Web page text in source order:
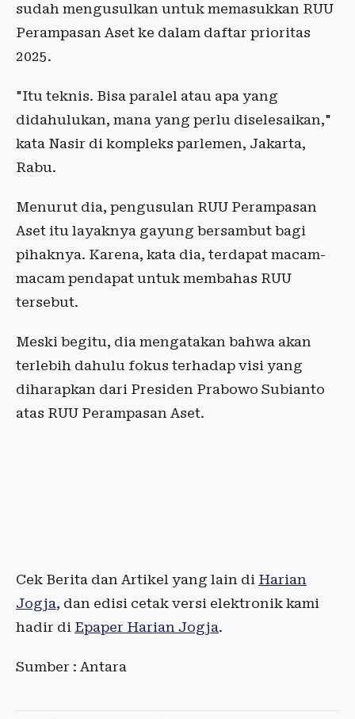
sudah mengusulkan untuk memasukkan RUU
Perampasan Aset ke dalam daftar prioritas
2025.
"Itu teknis. Bisa paralel atau apa yang
didahulukan, mana yang perlu diselesaikan,"
kata Nasir di kompleks parlemen, Jakarta,
Rabu.
Menurut dia, pengusulan RUU Perampasan
Aset itu layaknya gayung bersambut bagi
pihaknya. Karena, kata dia, terdapat macam-
macam pendapat untuk membahas RUU
tersebut.
Meski begitu, dia mengatakan bahwa akan
terlebih dahulu fokus terhadap visi yang
diharapkan dari Presiden Prabowo Subianto
atas RUU Perampasan Aset.
Cek Berita dan Artikel yang lain di Harian
Jogja, dan edisi cetak versi elektronik kami
hadir di Epaper Harian Jogja.
Sumber : Antara